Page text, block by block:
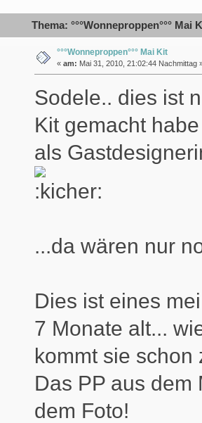
Thema: °°°Wonneproppen°°° Mai
°°°Wonneproppen°°° Mai Kit
« am: Mai 31, 2010, 21:02:44 Nachmittag
Sodele.. dies ist
Kit gemacht
als
...da wären nur
Dies ist eines
7 Monate alt...
kommt sie schon
Das PP aus dem
dem Foto!